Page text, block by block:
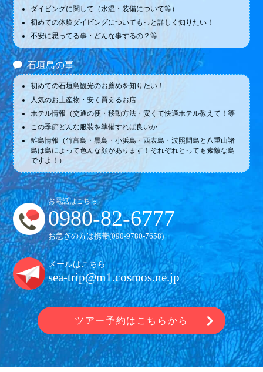
ダイビングに関して（水温・装備について等）
初めての体験ダイビングについてもっと詳しく知りたい！
不安に思ってる事・どんな事するの？等
石垣島の事
初めての石垣島観光のお薦めを知りたい！
人気のお土産物・安く買えるお店
ホテル情報（交通の便・移動方法・安くて快適ホテル教えて！等
この季節どんな服装を準備すれば良いか
離島情報（竹富島・黒島・小浜島・西表島・波照間島と八重山諸
島は島によって色んな顔があります！それぞれとっても素敵な島
ですよ！）
お電話はこちら
0980-82-6777
お急ぎの方は携帯(090-9780-7658)
メールはこちら
sea-trip@m1.cosmos.ne.jp
ツアー予約はこちらから